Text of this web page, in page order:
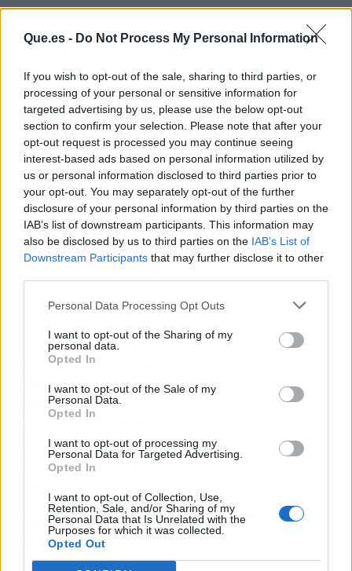
Que.es - Do Not Process My Personal Information
If you wish to opt-out of the sale, sharing to third parties, or
processing of your personal or sensitive information for
targeted advertising by us, please use the below opt-out
section to confirm your selection. Please note that after your
opt-out request is processed you may continue seeing
interest-based ads based on personal information utilized by
us or personal information disclosed to third parties prior to
your opt-out. You may separately opt-out of the further
disclosure of your personal information by third parties on the
IAB’s list of downstream participants. This information may
also be disclosed by us to third parties on the IAB’s List of
Downstream Participants that may further disclose it to other
Personal Data Processing Opt Outs
I want to opt-out of the Sharing of my
personal data.
Opted In
I want to opt-out of the Sale of my
Personal Data.
Opted In
I want to opt-out of processing my
Personal Data for Targeted Advertising.
Opted In
I want to opt-out of Collection, Use,
Retention, Sale, and/or Sharing of my
Personal Data that Is Unrelated with the
Purposes for which it was collected.
Opted Out
[Pre-Estribillo]
Y maldigo el roce de tu piel
*Y maldigo a todos los poetas
Y maldigo también las canciones
Que hablan del amor que dejamos a medias
[Estribillo]
Ya no aguanto más
Lo maldigo todo
Es imposible tocar el cielo
Tengo mis alas calcinadas
Reducidas a cenizas por tu fuego
Vengo a decirte ya sin rodeos
Solo soy un hombre
Tan enamorado que no sabe
Sólo soy un hombre
Que busca ser el único
Habitante de tu piel
[Puente]
Te compararé y no encontraré
Porque en este mundo
No hay nada que iguale
Te compararé pero dará igual
Porque no habrá nada
Que para olvidarte
Consiga encontrar